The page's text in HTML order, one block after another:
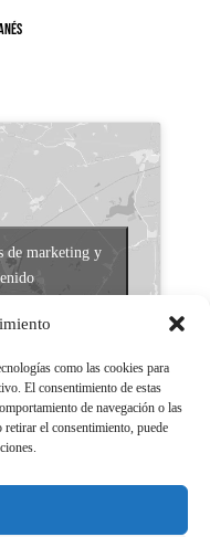
como las cookies para
El consentimiento de estas
de navegación o las
el consentimiento, puede
de marketing y